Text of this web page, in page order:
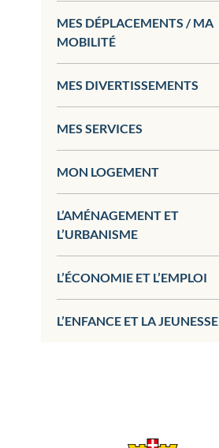
MES DÉPLACEMENTS / MA
MOBILITÉ
MES DIVERTISSEMENTS
MES SERVICES
MON LOGEMENT
L’AMÉNAGEMENT ET
L’URBANISME
L’ÉCONOMIE ET L’EMPLOI
L’ENFANCE ET LA JEUNESSE